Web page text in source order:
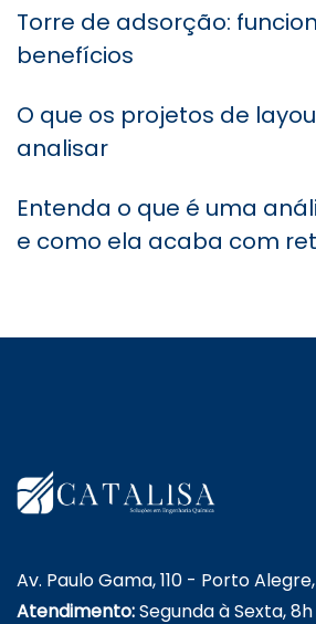
Torre de adsorção:
benefícios
O que os projetos de
analisar
Entenda o que é uma
e como ela acaba com
Av. Paulo Gama, 110 - Porto Alegre,
Atendimento:Segunda à Sexta, 8h